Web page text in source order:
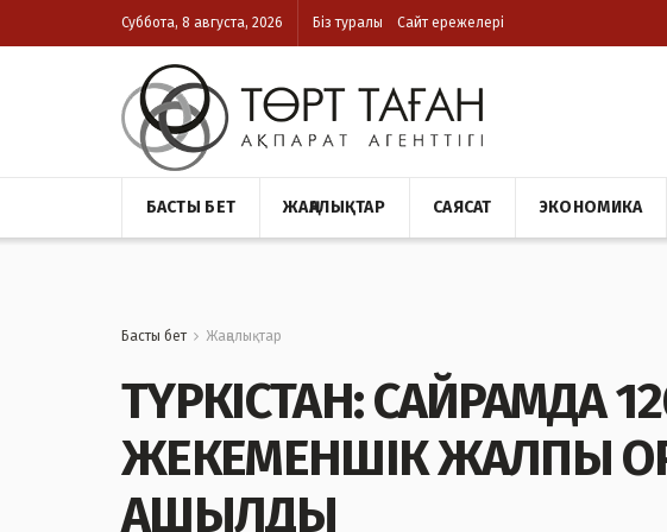
Суббота, 8 августа, 2026 Біз туралы Сайт ережелері
БАСТЫ БЕТ ЖАҢАЛЫҚТАР САЯСАТ ЭКОНОМИКА
Басты бет Жаңалықтар
ТҮРКІСТАН: САЙРАМДА
ЖЕКЕМЕНШІК ЖАЛПЫ
АШЫЛДЫ